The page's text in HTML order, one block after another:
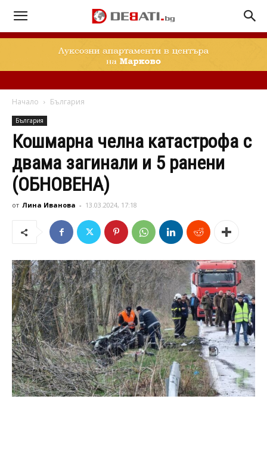
Начало България
България
Кошмарна челна катастрофа с
двама загинали и 5 ранени
(ОБНОВЕНА)
от Лина Иванова - 13.03.2024, 17:18